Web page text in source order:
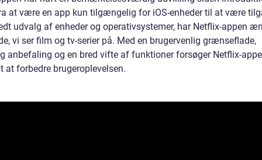
at være en app kun tilgængelig for iOS-enheder til at være
udvalg af enheder og operativsystemer, har Netflix-appen
vi ser film og tv-serier på. Med en brugervenlig grænseflade,
anbefaling og en bred vifte af funktioner forsøger Netflix-
at forbedre brugeroplevelsen.